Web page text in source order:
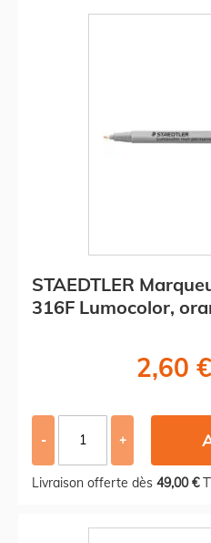
STAEDTLER
316F Lumocolor,
2,60 €
- +
Livraison offerte dès 49,00 €